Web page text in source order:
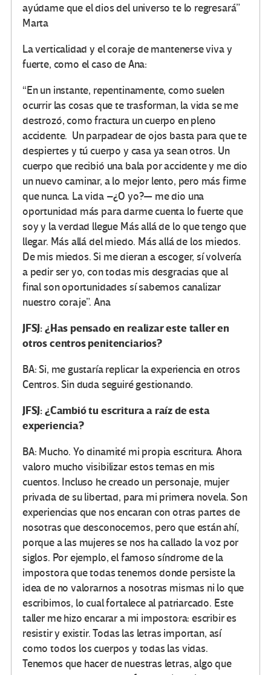
ayúdame que el dios del universo te lo regresará”
Marta
La verticalidad y el coraje de mantenerse viva y
fuerte, como el caso de Ana:
“En un instante, repentinamente, como suelen
ocurrir las cosas que te trasforman, la vida se me
destrozó, como fractura un cuerpo en pleno
accidente. Un parpadear de ojos basta para que te
despiertes y tú cuerpo y casa ya sean otros. Un
cuerpo que recibió una bala por accidente y me dio
un nuevo caminar, a lo mejor lento, pero más firme
que nunca. La vida –¿O yo?— me dio una
oportunidad más para darme cuenta lo fuerte que
soy y la verdad llegue Más allá de lo que tengo que
llegar. Más allá del miedo. Más allá de los miedos.
De mis miedos. Si me dieran a escoger, sí volvería
a pedir ser yo, con todas mis desgracias que al
final son oportunidades sí sabemos canalizar
nuestro coraje”. Ana
JFSJ: ¿Has pensado en realizar este taller en
otros centros penitenciarios?
BA: Si, me gustaría replicar la experiencia en otros
Centros. Sin duda seguiré gestionando.
JFSJ: ¿Cambió tu escritura a raíz de esta
experiencia?
BA: Mucho. Yo dinamité mi propia escritura. Ahora
valoro mucho visibilizar estos temas en mis
cuentos. Incluso he creado un personaje, mujer
privada de su libertad, para mi primera novela. Son
experiencias que nos encaran con otras partes de
nosotras que desconocemos, pero que están ahí,
porque a las mujeres se nos ha callado la voz por
siglos. Por ejemplo, el famoso síndrome de la
impostora que todas tenemos donde persiste la
idea de no valorarnos a nosotras mismas ni lo que
escribimos, lo cual fortalece al patriarcado. Este
taller me hizo encarar a mi impostora: escribir es
resistir y existir. Todas las letras importan, así
como todos los cuerpos y todas las vidas.
Tenemos que hacer de nuestras letras, algo que